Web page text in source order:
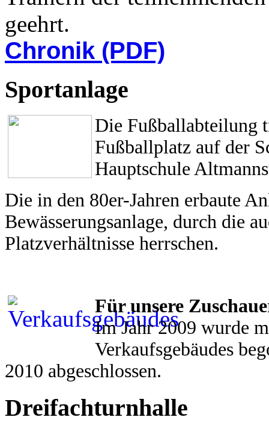
geehrt.
Chronik (PDF)
Sportanlage
Die Fußballabteilung
Fußballplatz auf der
Hauptschule
Die in den 80er-Jahren erbaute
Bewässerungsanlage, durch die
Platzverhältnisse herrschen.
Für unsere
Im Jahr 2009 wurde
Verkaufsgebäudes
2010 abgeschlossen.
Dreifachturnhalle